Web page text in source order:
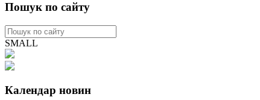
Пошук по сайту
SMALL
Календар новин